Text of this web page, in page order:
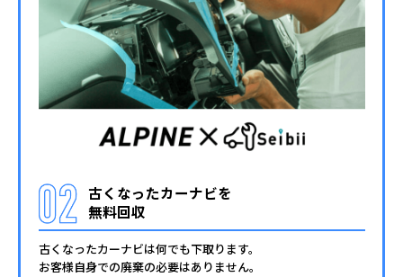
古くなったカーナビを
無料回収
古くなったカーナビは何でも下取ります。
お客様自身での廃棄の必要はありません。